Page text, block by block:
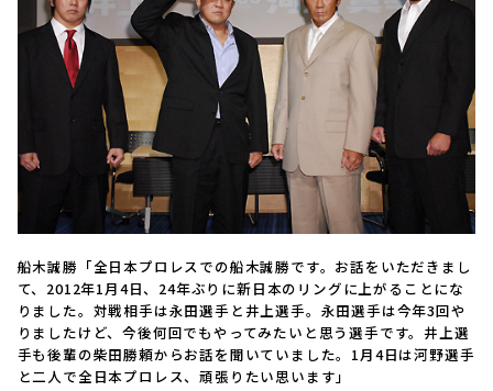
船木誠勝「全日本プロレスでの船木誠勝です。お話をいただきまし
て、2012年1月4日、24年ぶりに新日本のリングに上がることにな
りました。対戦相手は永田選手と井上選手。永田選手は今年3回や
りましたけど、今後何回でもやってみたいと思う選手です。井上選
手も後輩の柴田勝頼からお話を聞いていました。1月4日は河野選手
と二人で全日本プロレス、頑張りたい思います」